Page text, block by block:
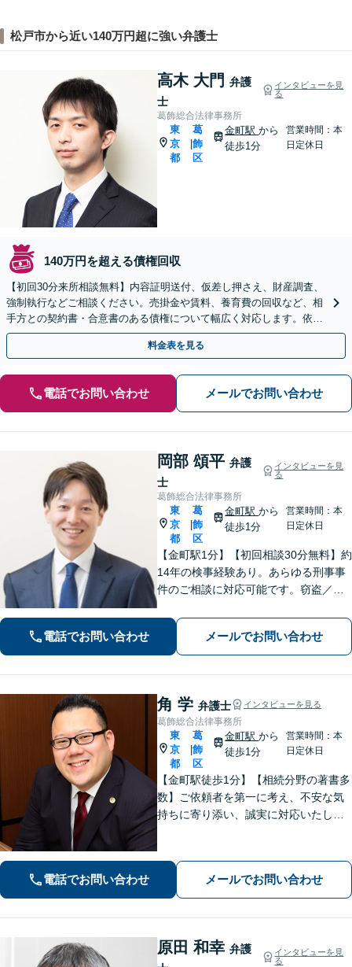
松戸市から近い140万円超に強い弁護士
高木 大門 弁護
士
インタビューを見
る
葛飾総合法律事務所
東
京
都
葛
飾
区
金町駅から
徒歩1分
営業時間：本
日定休日
140万円を超える債権回収
【初回30分来所相談無料】内容証明送付、仮差し押さえ、財産調査、
強制執行などご相談ください。売掛金や賃料、養育費の回収など、相
手方との契約書・合意書のある債権について幅広く対応します。依頼
者様のご意向を大切に、スピード解決を目指します。
料金表を見る
電話でお問い合わせ メールでお問い合わせ
岡部 頌平 弁護
士
インタビューを見
る
葛飾総合法律事務所
東
京
都
葛
飾
区
金町駅から
徒歩1分
営業時間：本
日定休日
【金町駅1分】【初回相談30分無料】約
14年の検事経験あり。あらゆる刑事事
件のご相談に対応可能です。窃盗／詐
事件は早急にご相談ください。【相続
事件もお任せください】遺産分割協
議・調停／遺留分／遺言書作成など幅
広く対応
電話でお問い合わせ メールでお問い合わせ
角 学 弁護士 インタビューを見る
葛飾総合法律事務所
東
京
都
葛
飾
区
金町駅から
徒歩1分
営業時間：本
日定休日
【金町駅徒歩1分】【相続分野の著書多
数】ご依頼者を第一に考え、不安な気
持ちに寄り添い、誠実に対応いたしま
め、日々研鑽を続けています【初回面
談30分無料】
電話でお問い合わせ メールでお問い合わせ
原田 和幸 弁護
インタビューを見
る